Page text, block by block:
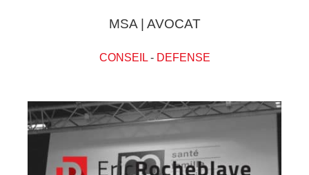
MSA | AVOCAT
CONSEIL- DEFENSE